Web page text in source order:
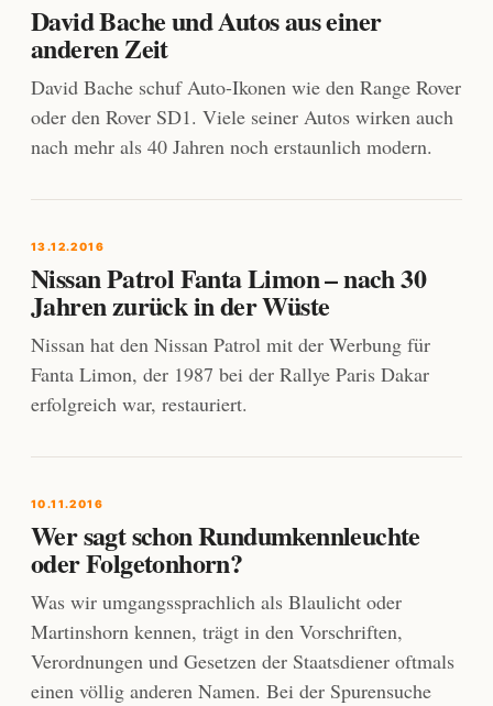
David Bache und Autos aus einer
anderen Zeit
David Bache schuf Auto-Ikonen wie den Range Rover
oder den Rover SD1. Viele seiner Autos wirken auch
nach mehr als 40 Jahren noch erstaunlich modern.
13.12.2016
Nissan Patrol Fanta Limon – nach 30
Jahren zurück in der Wüste
Nissan hat den Nissan Patrol mit der Werbung für
Fanta Limon, der 1987 bei der Rallye Paris Dakar
erfolgreich war, restauriert.
10.11.2016
Wer sagt schon Rundumkennleuchte
oder Folgetonhorn?
Was wir umgangssprachlich als Blaulicht oder
Martinshorn kennen, trägt in den Vorschriften,
Verordnungen und Gesetzen der Staatsdiener oftmals
einen völlig anderen Namen. Bei der Spurensuche